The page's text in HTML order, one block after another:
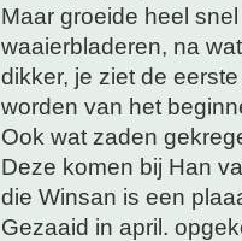
Maar groeide heel
waaierbladeren, na
dikker, je ziet de
worden van het
Ook wat zaden
Deze komen bij Han
die Winsan is een
Gezaaid in april.